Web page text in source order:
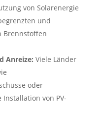
von Solarenergie
und
Brennstoffen
Anreize: Viele Länder
oder
von PV-